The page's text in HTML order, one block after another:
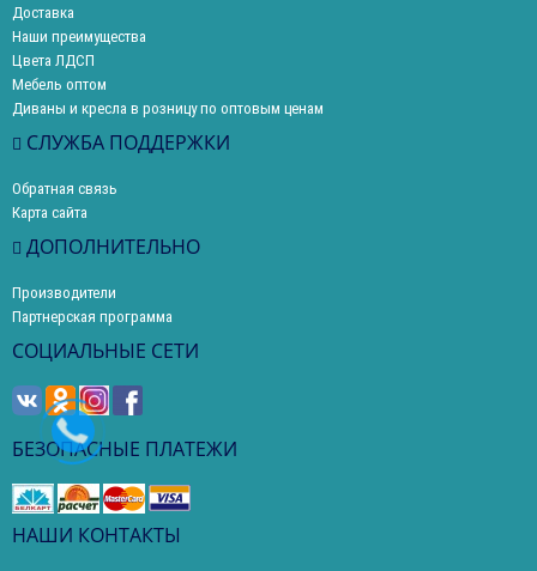
Доставка
Наши преимущества
Цвета ЛДСП
Мебель оптом
Диваны и кресла в розницу по оптовым ценам
СЛУЖБА ПОДДЕРЖКИ
Обратная связь
Карта сайта
ДОПОЛНИТЕЛЬНО
Производители
Партнерская программа
СОЦИАЛЬНЫЕ СЕТИ
БЕЗОПАСНЫЕ ПЛАТЕЖИ
НАШИ КОНТАКТЫ